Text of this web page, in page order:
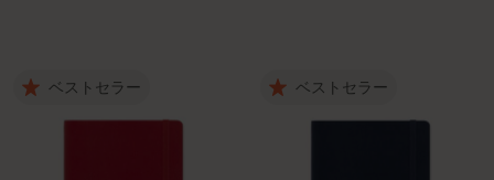
ベストセラー ベストセラー